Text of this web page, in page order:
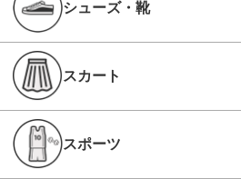
シューズ・靴
スカート
スポーツ